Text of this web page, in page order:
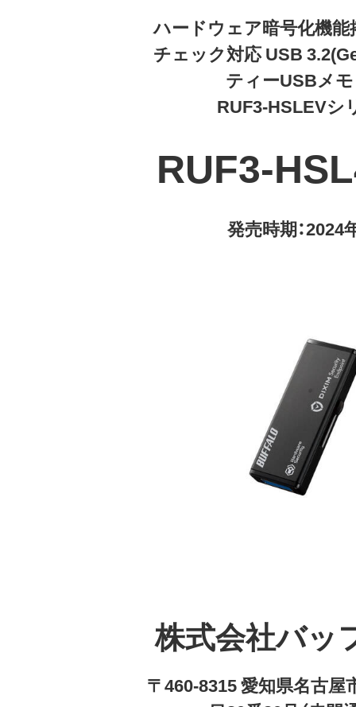
ハードウェア暗号化機
チェック対応 USB
ティーUSBメ
RUF3-HSLEVシ
RUF3-
発売時期：2024
株式会社バッ
〒460-8315 愛知県名古屋